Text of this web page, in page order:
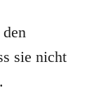
sie nicht